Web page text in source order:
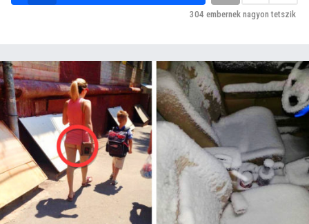
304 embernek nagyon tetszik